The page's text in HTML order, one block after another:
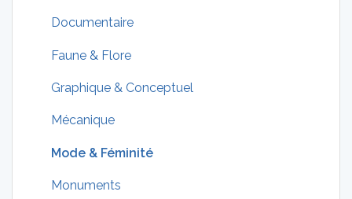
Documentaire
Faune & Flore
Graphique & Conceptuel
Mécanique
Mode & Féminité
Monuments